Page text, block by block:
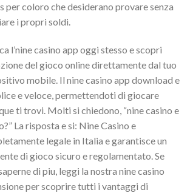
per coloro che desiderano provare senza
i propri soldi.
l’nine casino app oggi stesso e scopri
del gioco online direttamente dal tuo
mobile. Il nine casino app download e
e veloce, permettendoti di giocare
ti trovi. Molti si chiedono, “nine casino e
La risposta e si: Nine Casino e
legale in Italia e garantisce un
di gioco sicuro e regolamentato. Se
di piu, leggi la nostra nine casino
per scoprire tutti i vantaggi di